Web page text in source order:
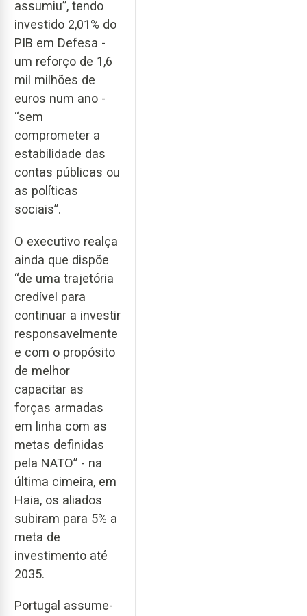
assumiu”, tendo
investido 2,01% do
PIB em Defesa -
um reforço de 1,6
mil milhões de
euros num ano -
“sem
comprometer a
estabilidade das
contas públicas ou
as políticas
sociais”.
O executivo realça
ainda que dispõe
“de uma trajetória
credível para
continuar a investir
responsavelmente
e com o propósito
de melhor
capacitar as
forças armadas
em linha com as
metas definidas
pela NATO” - na
última cimeira, em
Haia, os aliados
subiram para 5% a
meta de
investimento até
2035.
Portugal assume-